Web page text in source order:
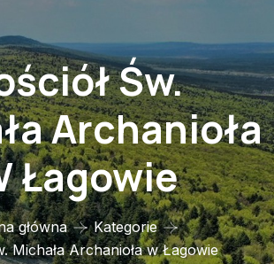
Św.
Archanioła
Łagowie
główna
Kategorie
Michała Archanioła w Łagowie